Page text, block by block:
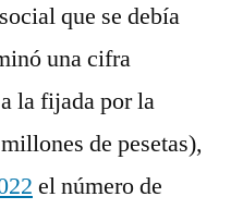
que se debía
una cifra
la fijada por la
de pesetas),
el número de